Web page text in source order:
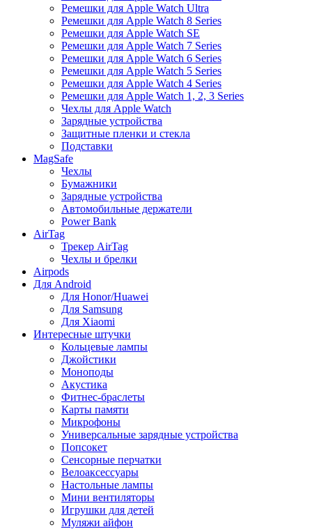
Ремешки для Apple Watch Ultra
Ремешки для Apple Watch 8 Series
Ремешки для Apple Watch SE
Ремешки для Apple Watch 7 Series
Ремешки для Apple Watch 6 Series
Ремешки для Apple Watch 5 Series
Ремешки для Apple Watch 4 Series
Ремешки для Apple Watch 1, 2, 3 Series
Чехлы для Apple Watch
Зарядные устройства
Защитные пленки и стекла
Подставки
MagSafe
Чехлы
Бумажники
Зарядные устройства
Автомобильные держатели
Power Bank
AirTag
Трекер AirTag
Чехлы и брелки
Airpods
Для Android
Для Honor/Huawei
Для Samsung
Для Xiaomi
Интересные штучки
Кольцевые лампы
Джойстики
Моноподы
Акустика
Фитнес-браслеты
Карты памяти
Микрофоны
Универсальные зарядные устройства
Попсокет
Сенсорные перчатки
Велоаксессуары
Настольные лампы
Мини вентиляторы
Игрушки для детей
Муляжи айфон